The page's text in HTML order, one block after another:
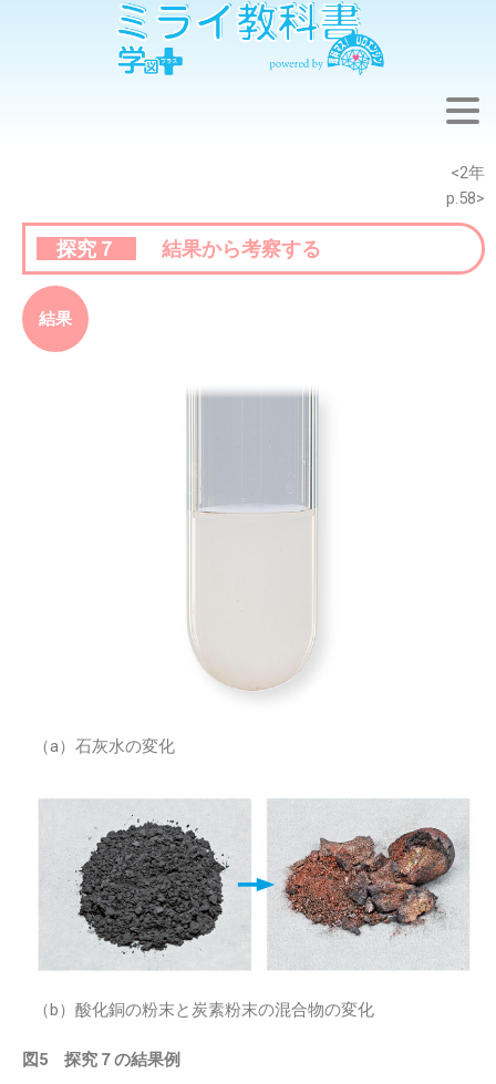
<2年
p.58>
探究７ 結果から考察する
結果
（a）石灰水の変化
（b）酸化銅の粉末と炭素粉末の混合物の変化
図5 探究７の結果例